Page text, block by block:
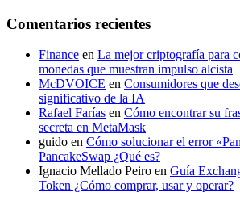
Comentarios recientes
Finance en La mejor criptografía para
monedas que muestran impulso alcista
McDVOICE en Consumidores que
significativo de la IA
Rafael Farías en Cómo encontrar su
secreta en MetaMask
guido en Cómo solucionar el error
PancakeSwap ¿Qué es?
Ignacio Mellado Peiro en Guía
Token ¿Cómo comprar, usar y operar?